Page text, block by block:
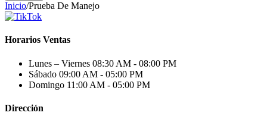
Inicio/Prueba De Manejo
Horarios Ventas
Lunes – Viernes 08:30 AM - 08:00 PM
Sábado 09:00 AM - 05:00 PM
Domingo 11:00 AM - 05:00 PM
Dirección